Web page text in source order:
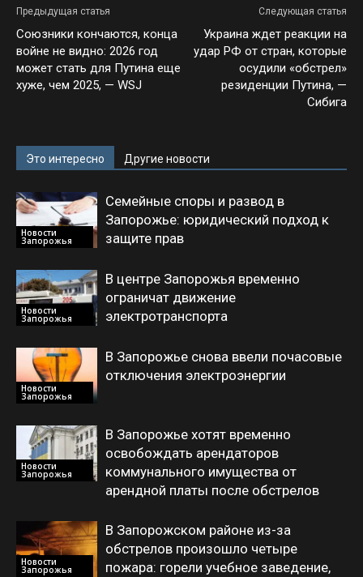
Предыдущая статья
Союзники кончаются, конца
войне не видно: 2026 год
может стать для Путина еще
хуже, чем 2025, — WSJ
Следующая статья
Украина ждет реакции на
удар РФ от стран, которые
осудили «обстрел»
резиденции Путина, —
Сибига
Это интересно Другие новости
Новости
Запорожья
Семейные споры и развод в
Запорожье: юридический подход к
защите прав
Новости
Запорожья
В центре Запорожья временно
ограничат движение
электротранспорта
Новости
Запорожья
В Запорожье снова ввели почасовые
отключения электроэнергии
Новости
Запорожья
В Запорожье хотят временно
освобождать арендаторов
коммунального имущества от
арендной платы после обстрелов
Новости
Запорожья
В Запорожском районе из-за
обстрелов произошло четыре
пожара: горели учебное заведение,